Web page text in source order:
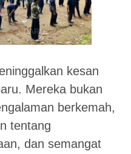
kesan
Mereka bukan
berkemah,
tentang
dan semangat